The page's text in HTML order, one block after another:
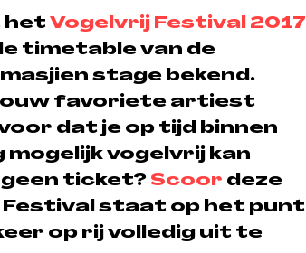
het Vogelvrij Festival 2017
timetable van de
stage bekend.
jouw favoriete artiest
dat je op tijd binnen
mogelijk vogelvrij kan
geen ticket? Scoor deze
Festival staat op het punt
op rij volledig uit te